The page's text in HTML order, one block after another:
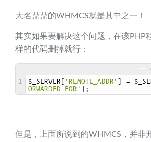
大名鼎鼎的WHMCS就是其中之一！
其实如果要解决这个问题，在该PHP
样的代码删掉就行：
1 $ _SERVER 'REMOTE_ADDR' = $
ORWARDED_FOR'
;
但是，上面所说到的WHMCS，并非